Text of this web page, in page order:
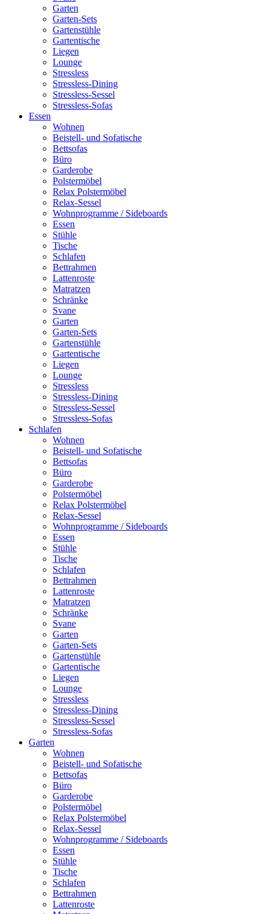
Garten
Garten-Sets
Gartenstühle
Gartentische
Liegen
Lounge
Stressless
Stressless-Dining
Stressless-Sessel
Stressless-Sofas
Essen
Wohnen
Beistell- und Sofatische
Bettsofas
Büro
Garderobe
Polstermöbel
Relax Polstermöbel
Relax-Sessel
Wohnprogramme / Sideboards
Essen
Stühle
Tische
Schlafen
Bettrahmen
Lattenroste
Matratzen
Schränke
Svane
Garten
Garten-Sets
Gartenstühle
Gartentische
Liegen
Lounge
Stressless
Stressless-Dining
Stressless-Sessel
Stressless-Sofas
Schlafen
Wohnen
Beistell- und Sofatische
Bettsofas
Büro
Garderobe
Polstermöbel
Relax Polstermöbel
Relax-Sessel
Wohnprogramme / Sideboards
Essen
Stühle
Tische
Schlafen
Bettrahmen
Lattenroste
Matratzen
Schränke
Svane
Garten
Garten-Sets
Gartenstühle
Gartentische
Liegen
Lounge
Stressless
Stressless-Dining
Stressless-Sessel
Stressless-Sofas
Garten
Wohnen
Beistell- und Sofatische
Bettsofas
Büro
Garderobe
Polstermöbel
Relax Polstermöbel
Relax-Sessel
Wohnprogramme / Sideboards
Essen
Stühle
Tische
Schlafen
Bettrahmen
Lattenroste